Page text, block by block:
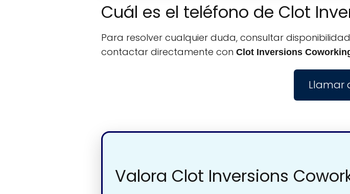
Cuál es el teléfono de Clot
Para resolver cualquier duda, consultar
contactar directamente con Clot Inversions
Llamar
Valora Clot Inversions